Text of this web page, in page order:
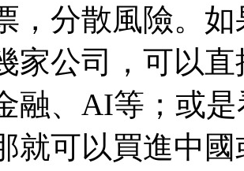
，分散風險。
家公司，可以
融、AI等；或
就可以買進中